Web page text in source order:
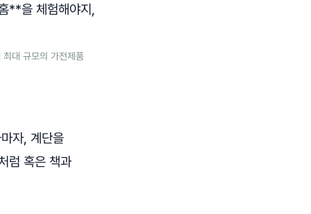
**을 체험해야지,
대 규모의 가전제품
자, 계단을
럼 혹은 책과